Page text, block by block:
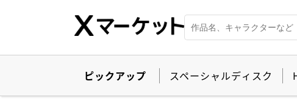
ピックアップ スペーシャルディスク